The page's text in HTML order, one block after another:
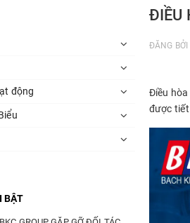
ĐIỀU
ĐĂNG BỞI
Điều
được
động
BẬT